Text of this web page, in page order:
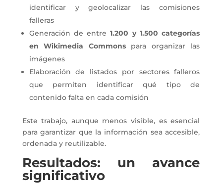
identificar y geolocalizar las comisiones
falleras
Generación de entre 1.200 y 1.500 categorías
en Wikimedia Commonspara organizar las
imágenes
Elaboración de listados por sectores falleros
que permiten identificar qué tipo de
contenido falta en cada comisión
Este trabajo, aunque menos visible, es esencial
para garantizar que la información sea accesible,
ordenada y reutilizable.
Resultados: un avance
significativo